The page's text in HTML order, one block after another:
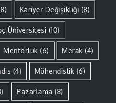
Kariyer Değişikliği (8)
Üniversitesi (10)
Mentorluk (6) Merak (4)
(4) Mühendislik (6)
Pazarlama (8)